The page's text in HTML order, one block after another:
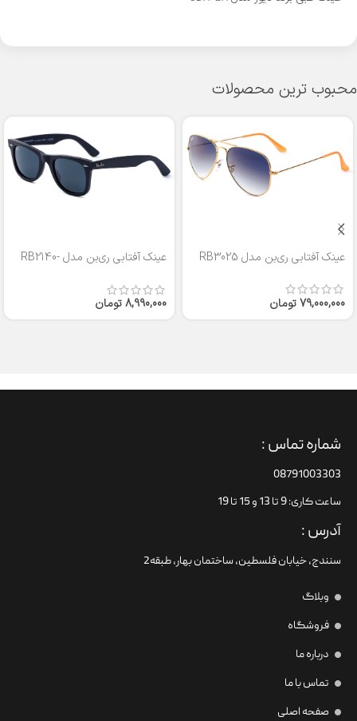
محبوب ترین محصولات
عینک آفتابی ری‌بن مدل RB3025
79,000,000تومان
عینک آفتابی ری‌بن مدل RB2140-
8,990,000تومان
شماره تماس :
08791003303
ساعت کاری: 9 تا 13 و 15 تا 19
آدرس :
سنندج، خیابان فلسطین،‌ ساختمان بهار، طبقه2
وبلاگ
فروشگاه
درباره ما
تماس با ما
صفحه اصلی